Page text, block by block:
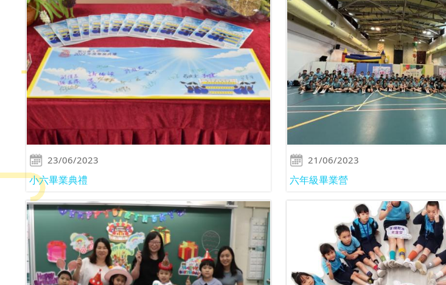
23/06/2023
小六畢業典禮
21/06/2023
六年級畢業營